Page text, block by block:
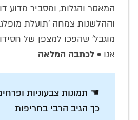
המאסר והגלות, ומסביר מדוע
וההלשנות צמחה 'תועלת
מוגבל' שהפכו למצפן של
אנו • לכתבה המלאה
☚ תמונות צבעוניות
כך הגיב הרבי בחריפות